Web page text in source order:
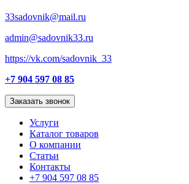
33sadovnik@mail.ru
admin@sadovnik33.ru
https://vk.com/sadovnik_33
+7 904 597 08 85
Заказать звонок
Услуги
Каталог товаров
О компании
Статьи
Контакты
+7 904 597 08 85